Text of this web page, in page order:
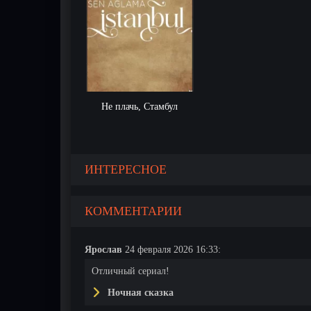
Не плачь, Стамбул
ИНТЕРЕСНОЕ
КОММЕНТАРИИ
Ярослав 24 февраля 2026 16:33:
Отличный сериал!
Ночная сказка